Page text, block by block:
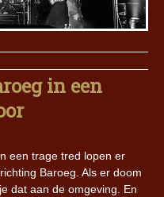
in een
een trage tred lopen er
Baroeg. Als er doom
dat aan de omgeving. En